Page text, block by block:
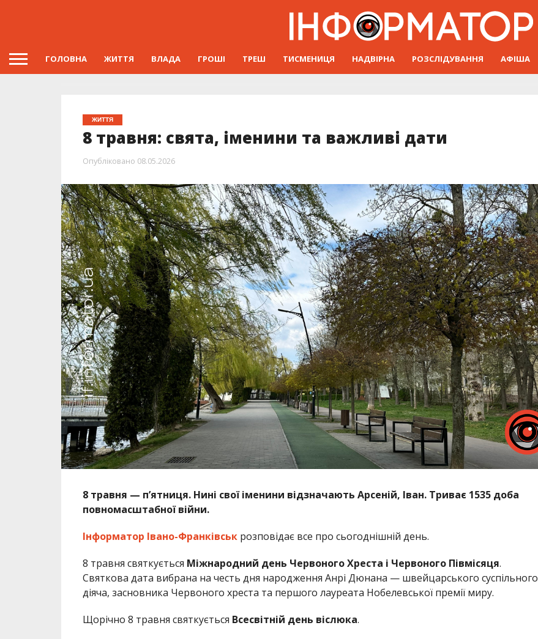
ГОЛОВНА ЖИТТЯ ВЛАДА ГРОШІ ТРЕШ ТИСМЕНИЦЯ НАДВІРНА РОЗСЛІДУВАННЯ АФІША
ЖИТТЯ
8 травня: свята, іменини та важливі дати
Опубліковано 08.05.2026
8 травня — пʼятниця. Нині свої іменини відзначають Арсеній, Іван. Триває 1535 доба
повномасштабної війни.
Інформатор Івано-Франківськрозповідає все про сьогоднішній день.
8 травня святкується Міжнародний день Червоного Хреста і Червоного Півмісяця.
Святкова дата вибрана на честь дня народження Анрі Дюнана — швейцарського суспільного
діяча, засновника Червоного хреста та першого лауреата Нобелевської премії миру.
Щорічно 8 травня святкується Всесвітній день віслюка.